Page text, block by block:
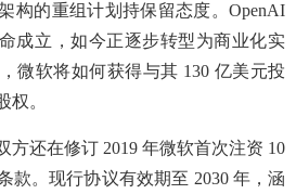
构的重组计划持保留态度。OpenAI
成立，如今正逐步转型为商业化实
微软将如何获得与其 130 亿美元投
权。
方还在修订 2019 年微软首次注资 10
款。现行协议有效期至 2030 年，涵